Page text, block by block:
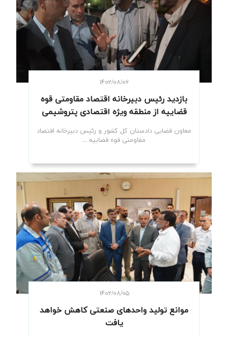
۱۴۰۲/۰۸/۰۶
بازدید رئیس دبیرخانه اقتصاد مقاومتی قوه
قضاییه از منطقه ویژه اقتصادی پتروشیمی
معاون قضایی دادستان کل کشور و رئیس دبیرخانه اقتصاد
مقاومتی قوه قضاییه ...
۱۴۰۲/۰۸/۰۵
موانع تولید واحدهای صنعتی کاهش خواهد
یافت